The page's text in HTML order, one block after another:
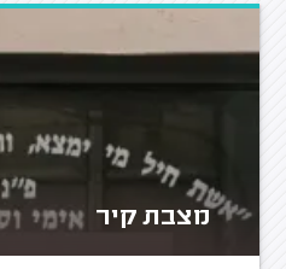
מצבת קיר